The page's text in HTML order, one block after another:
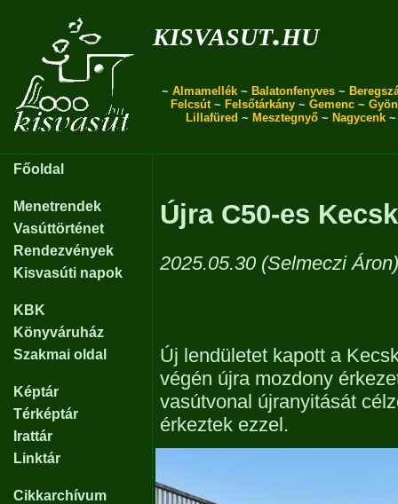
kisvasut.hu
~ Almamellék ~ Balatonfenyves ~
Felcsút~ Felsőtárkány ~ Gemenc ~
Lillafüred ~ Mesztegnyő~ Nagycenk
Főoldal
Menetrendek
Vasúttörténet
Rendezvények
Kisvasúti napok
KBK
Könyváruház
Szakmai oldal
Képtár
Térképtár
Irattár
Linktár
Cikkarchívum
Újra C50-es
2025.05.30 (Selmeczi Áron)
Új lendületet kapott a
végén újra mozdony
vasútvonal újranyitását
érkeztek ezzel.